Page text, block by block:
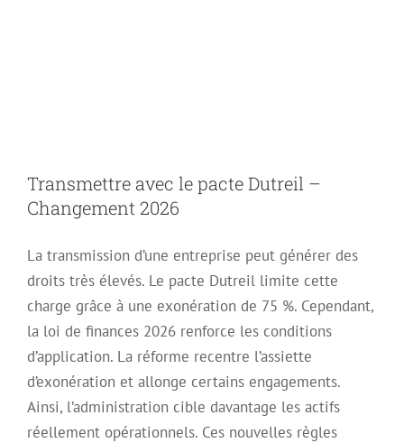
Transmettre avec le pacte Dutreil –
Changement 2026
La transmission d’une entreprise peut générer des
droits très élevés. Le pacte Dutreil limite cette
charge grâce à une exonération de 75 %. Cependant,
la loi de finances 2026 renforce les conditions
d’application. La réforme recentre l’assiette
d’exonération et allonge certains engagements.
Ainsi, l’administration cible davantage les actifs
réellement opérationnels. Ces nouvelles règles